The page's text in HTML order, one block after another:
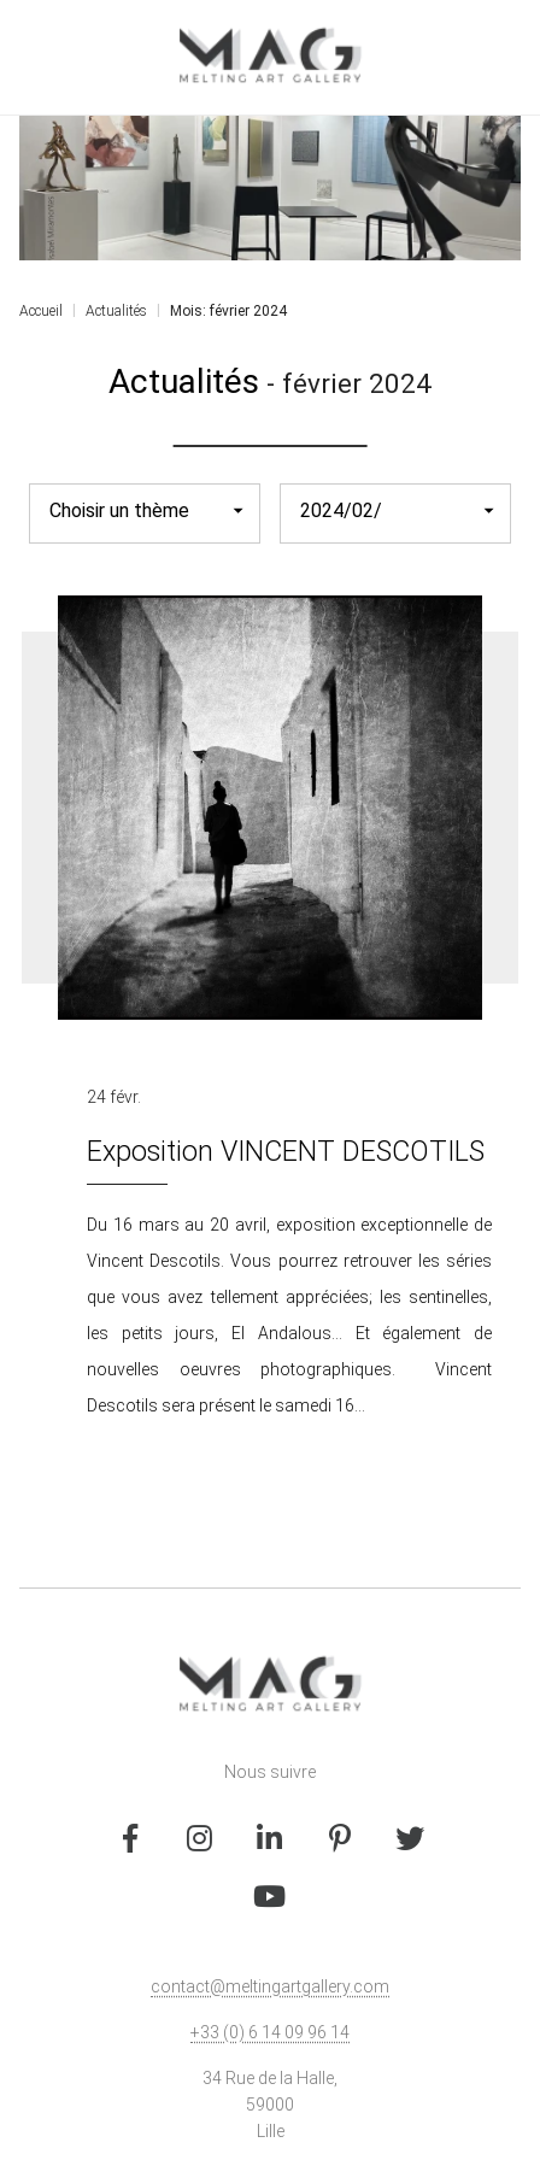
Accueil Actualités Mois: février 2024
Actualités - février 2024
Choisir un thème 2024/02/
24 févr.
Exposition VINCENT DESCOTILS
Du 16 mars au 20 avril, exposition exceptionnelle de
Vincent Descotils. Vous pourrez retrouver les séries
que vous avez tellement appréciées; les sentinelles,
les petits jours, El Andalous... Et également de
nouvelles oeuvres photographiques. Vincent
Descotils sera présent le samedi 16…
Nous suivre
contact@meltingartgallery.com
+33 (0) 6 14 09 96 14
34 Rue de la Halle,
59000
Lille